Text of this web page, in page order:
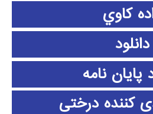
كاوي
دانلود
پايان نامه
کننده درختی